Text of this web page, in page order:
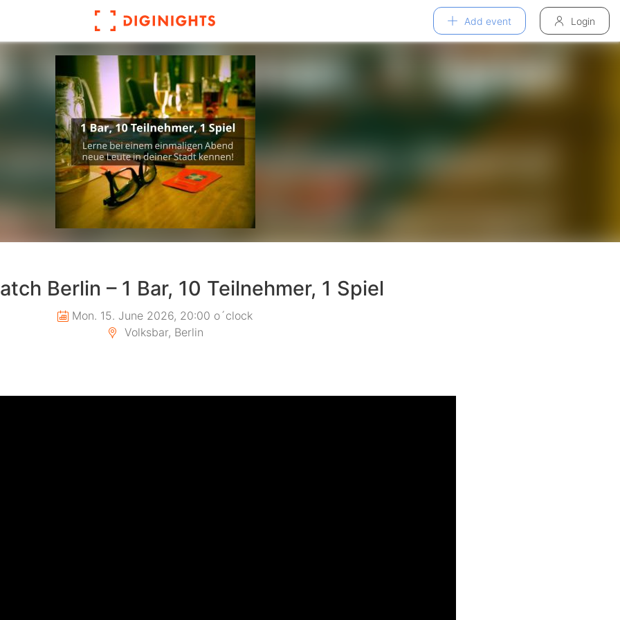
Add event Login
Berlin – 1 Bar, 10 Teilnehmer, 1 Spiel
Mon. 15. June 2026, 20:00 o´clock
Volksbar, Berlin